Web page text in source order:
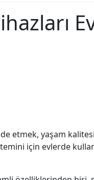
etmek, yaşam
için evlerde